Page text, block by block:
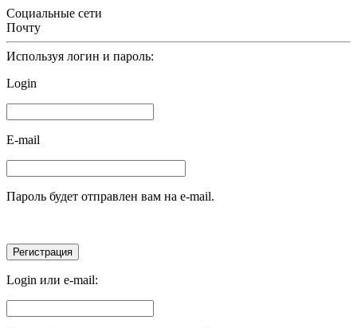
Социальные сети
Почту
Используя логин и пароль:
Login
E-mail
Пароль будет отправлен вам на e-mail.
Login или e-mail: